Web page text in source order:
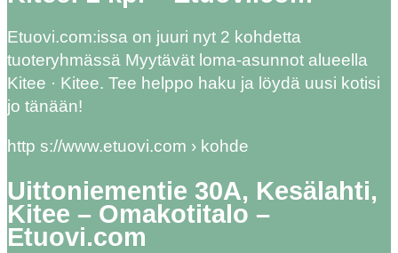
Etuovi.com:issa on juuri nyt 2 kohdetta
tuoteryhmässä Myytävät loma-asunnot alueella
Kitee · Kitee. Tee helppo haku ja löydä uusi kotisi
jo tänään!
http s://www.etuovi.com › kohde
Uittoniementie 30A, Kesälahti,
Kitee – Omakotitalo –
Etuovi.com